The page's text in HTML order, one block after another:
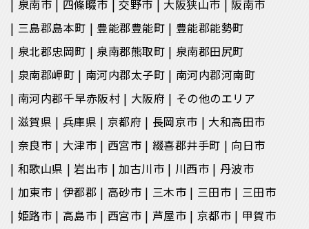
泉南市
四條畷市 交野市 大阪狭山市
阪南市
三島郡島本町
豊能郡豊能町
豊能郡能勢町
泉北郡忠岡町
泉南郡熊取町
泉南郡田尻町
泉南郡岬町
南河内郡太子町
南河内郡河南町
南河内郡千早赤阪村
大阪府
その他のエリア
滋賀県
兵庫県 京都府 長岡京市
大和高田市
奈良市
大津市 西宮市 綴喜郡井手町
向日市
和歌山県
岩出市 加古川市 川西市
丹波市
加東市
伊都郡 高砂市 三木市 三田市
三田市
姫路市
高島市 西宮市 芦屋市 京都市
甲賀市